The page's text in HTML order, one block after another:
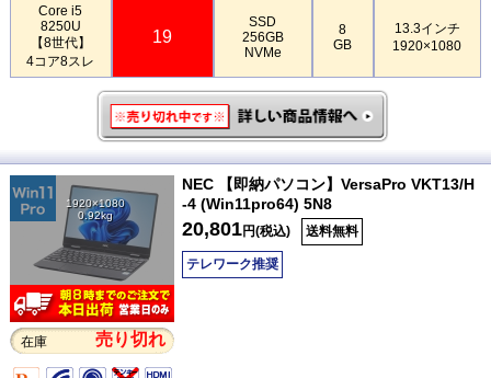
Core i5
8250U
【8世代】
4コア8スレ
19
SSD
256GB
NVMe
8
GB
13.3インチ
1920×1080
1920×1080
0.92kg
在庫 売り切れ
NEC 【即納パソコン】VersaPro VKT13/H
-4 (Win11pro64) 5N8
20,801円(税込) 送料無料
テレワーク推奨